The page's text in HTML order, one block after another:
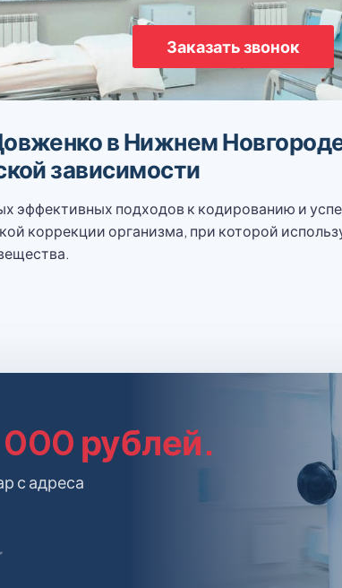
Заказать звонок
в Нижнем
зависимости
эффективных подходов к кодированию и
коррекции организма, при которой
000 рублей.
с адреса